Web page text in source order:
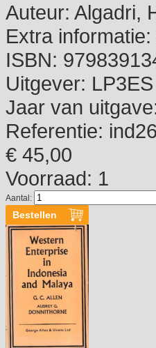
Auteur: Algadri,
Extra informatie:
ISBN:
Uitgever: LP3ES
Jaar van
Referentie:
€ 45,00
Voorraad: 1
Aantal: